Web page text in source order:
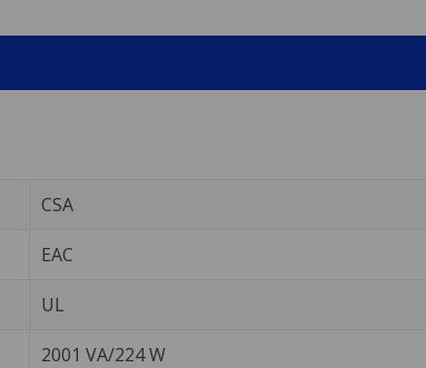
CSA
EAC
UL
2001 VA/224 W